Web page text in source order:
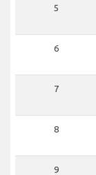
5
6
7
8
9